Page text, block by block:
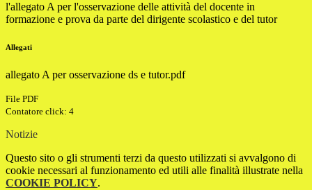
l'allegato A per l'osservazione delle attività del docente in
formazione e prova da parte del dirigente scolastico e del tutor
Allegati
allegato A per osservazione ds e tutor.pdf
File PDF
Contatore click: 4
Notizie
Questo sito o gli strumenti terzi da questo utilizzati si avvalgono di
cookie necessari al funzionamento ed utili alle finalità illustrate nella
COOKIE POLICY.